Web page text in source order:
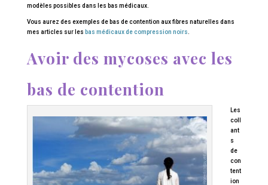
modèles possibles dans les bas médicaux.
Vous aurez des exemples de bas de contention aux fibres naturelles dans
mes articles sur les bas médicaux de compression noirs
Avoir des mycoses avec les
bas de contention
Les
coll
ant
s
de
con
tent
ion